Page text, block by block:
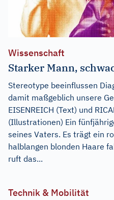
Wissenschaft
Starker Mann,
Stereotype beeinflussen
damit maßgeblich unsere
EISENREICH (Text) und
(Illustrationen) Ein
seines Vaters. Es trägt ein
halblangen blonden Haare
ruft das...
Technik & Mobilität